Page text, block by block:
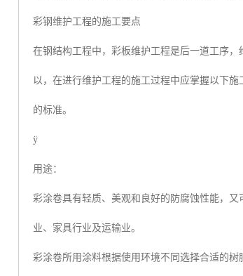
彩钢维护工程的施工要点
在钢结构工程中，彩板维护工程是后一道工序
以，在进行维护工程的施工过程中应掌握以下
的标准。
ÿ
用途：
彩涂卷具有轻质、美观和良好的防腐蚀性能，
业、家具行业及运输业。
彩涂卷所用涂料根据使用环境不同选择合适的